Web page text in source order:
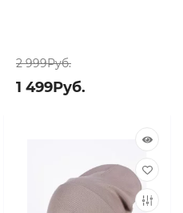
2 999Руб.
1 499Руб.